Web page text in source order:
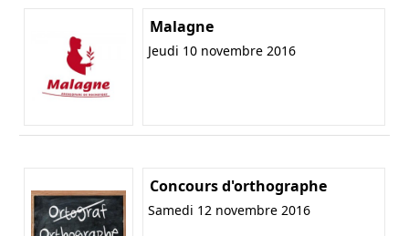
Malagne
Jeudi 10 novembre 2016
Concours d'orthographe
Samedi 12 novembre 2016